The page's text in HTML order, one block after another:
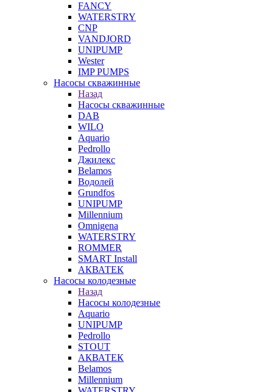
FANCY
WATERSTRY
CNP
VANDJORD
UNIPUMP
Wester
IMP PUMPS
Насосы скважинные
Назад
Насосы скважинные
DAB
WILO
Aquario
Pedrollo
Джилекс
Belamos
Водолей
Grundfos
UNIPUMP
Millennium
Omnigena
WATERSTRY
ROMMER
SMART Install
АКВАТЕК
Насосы колодезные
Назад
Насосы колодезные
Aquario
UNIPUMP
Pedrollo
STOUT
АКВАТЕК
Belamos
Millennium